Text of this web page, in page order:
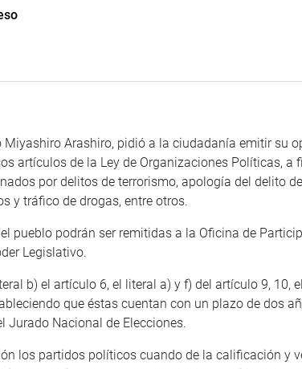
Miyashiro Arashiro, pidió a la ciudadanía emitir su
artículos de la Ley de Organizaciones Políticas, a
por delitos de terrorismo, apología del delito
y tráfico de drogas, entre otros.
pueblo podrán ser remitidas a la Oficina de
Legislativo.
b) el artículo 6, el literal a) y f) del artículo 9, 10,
que éstas cuentan con un plazo de dos
Jurado Nacional de Elecciones.
los partidos políticos cuando de la calificación y